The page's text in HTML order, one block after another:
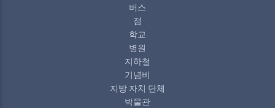
버스
점
학교
병원
지하철
기념비
지방 자치 단체
박물관